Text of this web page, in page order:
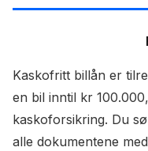
Kaskofritt billån er
en bil inntil kr
kaskoforsikring. Du
alle dokumentene